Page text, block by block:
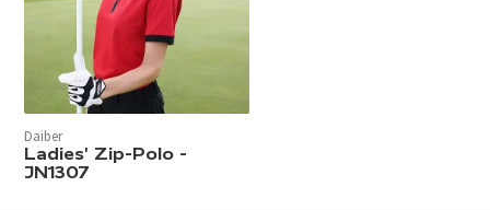
Daiber
Ladies' Zip-Polo -
JN1307